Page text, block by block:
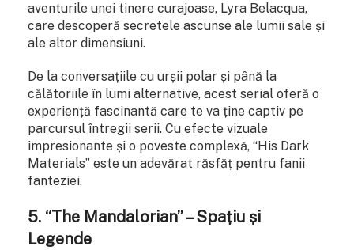
aventurile unei tinere curajoase, Lyra Belacqua,
care descoperă secretele ascunse ale lumii sale și
ale altor dimensiuni.
De la conversațiile cu urșii polar și până la
călătoriile în lumi alternative, acest serial oferă o
experiență fascinantă care te va ține captiv pe
parcursul întregii serii. Cu efecte vizuale
impresionante și o poveste complexă, “His Dark
Materials” este un adevărat răsfăț pentru fanii
fanteziei.
5. “The Mandalorian” – Spațiu și
Legende